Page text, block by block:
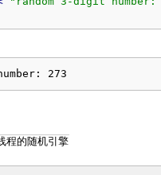
273
程的随机引擎